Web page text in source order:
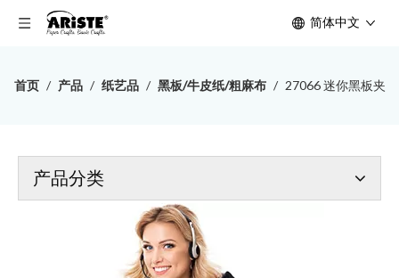
简体中文
首页 / 产品 / 纸艺品 / 黑板/牛皮纸/粗麻布 / 27066 迷你黑板夹
产品分类